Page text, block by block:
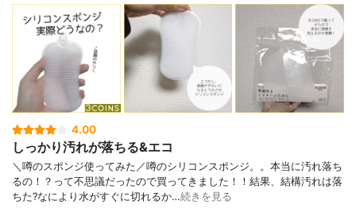
4.00
しっかり汚れが落ちる&エコ
＼噂のスポンジ使ってみた／噂のシリコンスポンジ。。本当に汚れ落ち
るの！？って不思議だったので買ってきました！！結果、結構汚れは落
ちた?なにより水がすぐに切れるか…続きを見る